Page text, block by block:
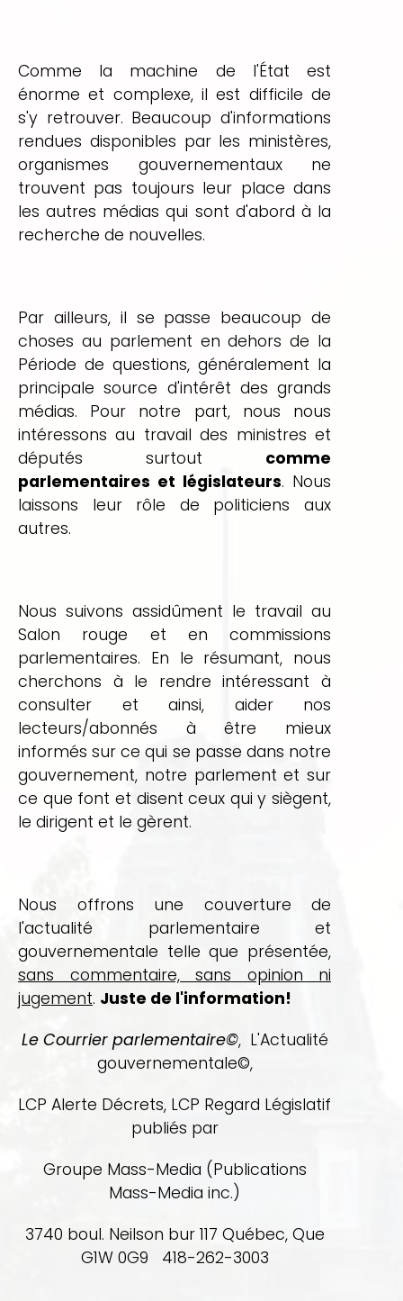
Comme la machine de l'État est
énorme et complexe, il est difficile de
s'y retrouver. Beaucoup d'informations
rendues disponibles par les ministères,
organismes gouvernementaux ne
trouvent pas toujours leur place dans
les autres médias qui sont d'abord à la
recherche de nouvelles.
Par ailleurs, il se passe beaucoup de
choses au parlement en dehors de la
Période de questions, généralement la
principale source d'intérêt des grands
médias. Pour notre part, nous nous
intéressons au travail des ministres et
députés surtout comme
parlementaires et législateurs. Nous
laissons leur rôle de politiciens aux
autres.
Nous suivons assidûment le travail au
Salon rouge et en commissions
parlementaires. En le résumant, nous
cherchons à le rendre intéressant à
consulter et ainsi, aider nos
lecteurs/abonnés à être mieux
informés sur ce qui se passe dans notre
gouvernement, notre parlement et sur
ce que font et disent ceux qui y siègent,
le dirigent et le gèrent.
Nous offrons une couverture de
l'actualité parlementaire et
gouvernementale telle que présentée,
sans commentaire, sans opinion ni
jugement. Juste de l'information!
Le Courrier parlementaire©, L'Actualité
gouvernementale©,
LCP Alerte Décrets, LCP Regard Législatif
publiés par
Groupe Mass-Media (Publications
Mass-Media inc.)
3740 boul. Neilson bur 117 Québec, Que
G1W 0G9 418-262-3003